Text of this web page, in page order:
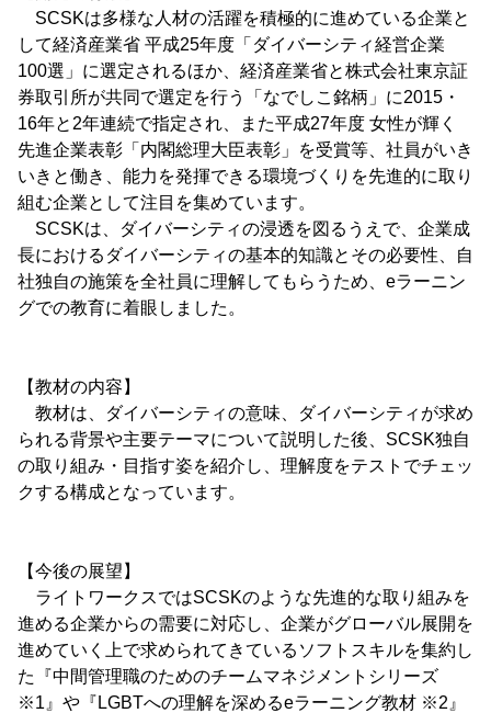
SCSKは多様な人材の活躍を積極的に進めている企業と
して経済産業省 平成25年度「ダイバーシティ経営企業
100選」に選定されるほか、経済産業省と株式会社東京証
券取引所が共同で選定を行う「なでしこ銘柄」に2015・
16年と2年連続で指定され、また平成27年度 女性が輝く
先進企業表彰「内閣総理大臣表彰」を受賞等、社員がいき
いきと働き、能力を発揮できる環境づくりを先進的に取り
組む企業として注目を集めています。
SCSKは、ダイバーシティの浸透を図るうえで、企業成
長におけるダイバーシティの基本的知識とその必要性、自
社独自の施策を全社員に理解してもらうため、eラーニン
グでの教育に着眼しました。
【教材の内容】
教材は、ダイバーシティの意味、ダイバーシティが求め
られる背景や主要テーマについて説明した後、SCSK独自
の取り組み・目指す姿を紹介し、理解度をテストでチェッ
クする構成となっています。
【今後の展望】
ライトワークスではSCSKのような先進的な取り組みを
進める企業からの需要に対応し、企業がグローバル展開を
進めていく上で求められてきているソフトスキルを集約し
た『中間管理職のためのチームマネジメントシリーズ
※1』や『LGBTへの理解を深めるeラーニング教材 ※2』